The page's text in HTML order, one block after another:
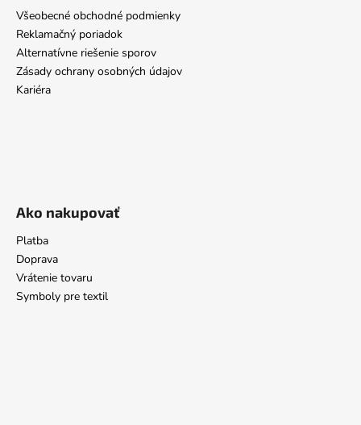
Všeobecné obchodné podmienky
Reklamačný poriadok
Alternatívne riešenie sporov
Zásady ochrany osobných údajov
Kariéra
Ako nakupovať
Platba
Doprava
Vrátenie tovaru
Symboly pre textil